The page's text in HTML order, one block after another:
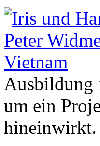
Ausbildung
um ein
hineinwirkt.